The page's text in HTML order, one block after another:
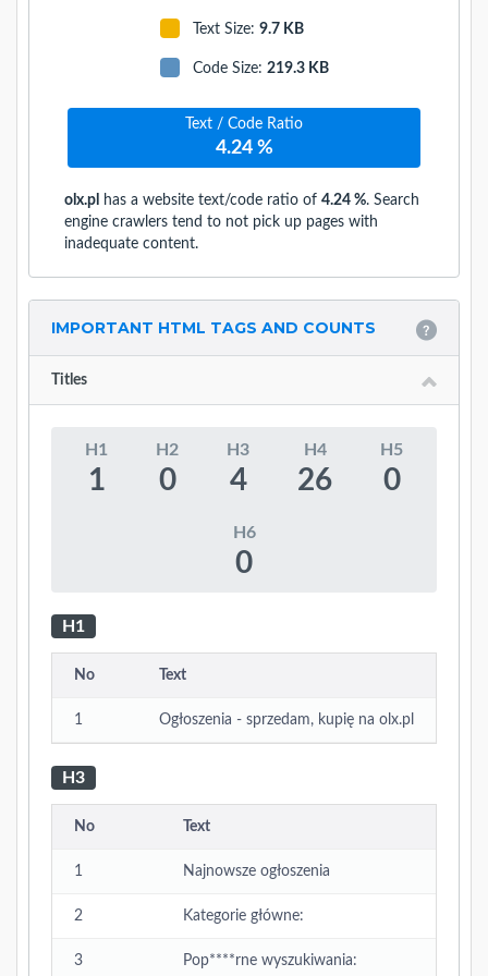
Text Size: 9.7 KB
Code Size: 219.3 KB
Text / Code Ratio
4.24 %
olx.pl has a website text/code ratio of 4.24 %. Search
engine crawlers tend to not pick up pages with
inadequate content.
IMPORTANT HTML TAGS AND COUNTS
Titles
H1
1
H2
0
H3
4
H4
26
H5
0
H6
0
H1
No Text
1 Ogłoszenia - sprzedam, kupię na olx.pl
H3
No Text
1 Najnowsze ogłoszenia
2 Kategorie główne:
3 Pop****rne wyszukiwania: